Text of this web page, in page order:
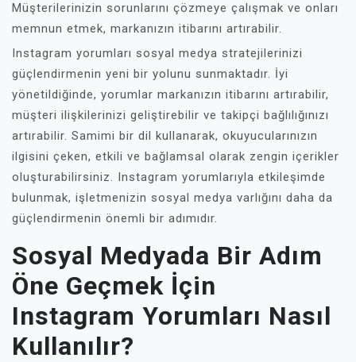
Müşterilerinizin sorunlarını çözmeye çalışmak ve onları
memnun etmek, markanızın itibarını artırabilir.
Instagram yorumları sosyal medya stratejilerinizi
güçlendirmenin yeni bir yolunu sunmaktadır. İyi
yönetildiğinde, yorumlar markanızın itibarını artırabilir,
müşteri ilişkilerinizi geliştirebilir ve takipçi bağlılığınızı
artırabilir. Samimi bir dil kullanarak, okuyucularınızın
ilgisini çeken, etkili ve bağlamsal olarak zengin içerikler
oluşturabilirsiniz. Instagram yorumlarıyla etkileşimde
bulunmak, işletmenizin sosyal medya varlığını daha da
güçlendirmenin önemli bir adımıdır.
Sosyal Medyada Bir Adım
Öne Geçmek İçin
Instagram Yorumları Nasıl
Kullanılır?